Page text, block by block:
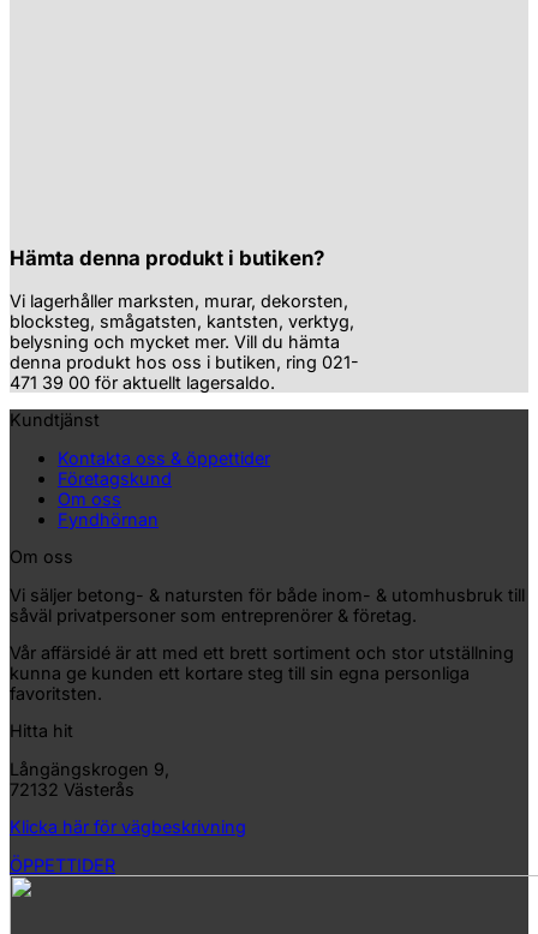
Hämta denna produkt i butiken?
Vi lagerhåller marksten, murar, dekorsten,
blocksteg, smågatsten, kantsten, verktyg,
belysning och mycket mer. Vill du hämta
denna produkt hos oss i butiken, ring 021-
471 39 00 för aktuellt lagersaldo.
Kundtjänst
Kontakta oss & öppettider
Företagskund
Om oss
Fyndhörnan
Om oss
Vi säljer betong- & natursten för både inom- & utomhusbruk till
såväl privatpersoner som entreprenörer & företag.
Vår affärsidé är att med ett brett sortiment och stor utställning
kunna ge kunden ett kortare steg till sin egna personliga
favoritsten.
Hitta hit
Långängskrogen 9,
72132 Västerås
Klicka här för vägbeskrivning
ÖPPETTIDER